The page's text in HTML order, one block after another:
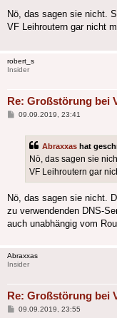
Nö, das sagen sie nicht.
VF Leihroutern gar nicht
robert_s
Insider
Re: Großstörung bei
Beitrag
09.09.2019, 23:41
Abraxxas hat
Nö, das sagen sie
VF Leihroutern gar
Nö, das sagen sie nicht.
zu verwendenden DNS-
auch unabhängig vom
Abraxxas
Insider
Re: Großstörung bei
Beitrag
09.09.2019, 23:55